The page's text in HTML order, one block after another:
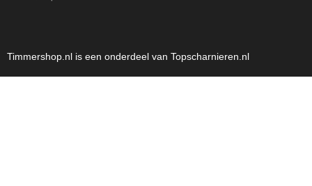
Timmershop.nl is een onderdeel van Topscharnieren.nl